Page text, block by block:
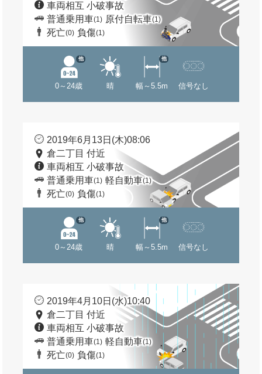
車両相互 小破事故
普通乗用車(1) 原付自転車(1)
死亡(0) 負傷(1)
0～24歳
他
晴 幅～5.5m
他
信号なし
2019年6月13日(木)08:06
倉二丁目 付近
車両相互 小破事故
普通乗用車(1) 軽自動車(1)
死亡(0) 負傷(1)
0～24歳
他
晴 幅～5.5m
他
信号なし
2019年4月10日(水)10:40
倉二丁目 付近
車両相互 小破事故
普通乗用車(1) 軽自動車(1)
死亡(0) 負傷(1)